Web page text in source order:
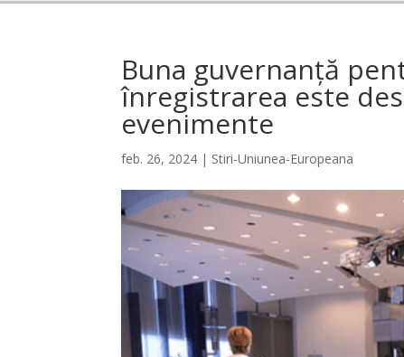
Buna guvernanță
înregistrarea este
evenimente
feb. 26, 2024 | Stiri-Uniunea-Europeana